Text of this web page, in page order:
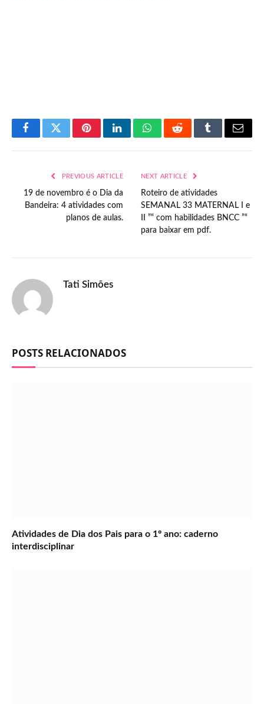
FacebookTwitterPinterestLinkedInWhatsAppRedditTumblrEmail
PREVIOUS ARTICLE
19 de novembro é o Dia da
Bandeira: 4 atividades com
planos de aulas.
NEXT ARTICLE
Roteiro de atividades
SEMANAL 33 MATERNAL I e
II ”“ com habilidades BNCC ”“
para baixar em pdf.
Tati Simões
POSTS RELACIONADOS
Atividades de Dia dos Pais para o 1º ano: caderno
interdisciplinar